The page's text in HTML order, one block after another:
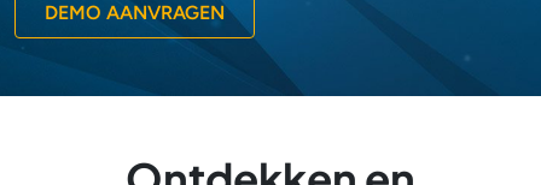
DEMO AANVRAGEN